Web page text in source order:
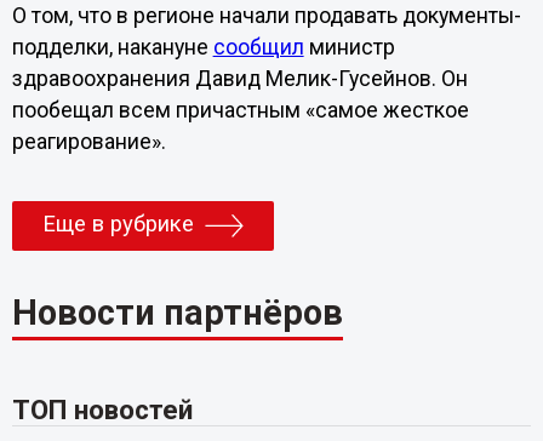
О том, что в регионе начали продавать документы-
подделки, накануне сообщил министр
здравоохранения Давид Мелик-Гусейнов. Он
пообещал всем причастным «самое жесткое
реагирование».
Еще в рубрике
Новости партнёров
ТОП новостей